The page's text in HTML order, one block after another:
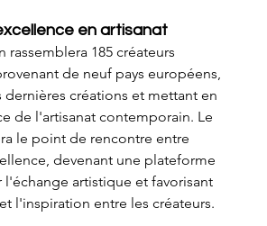
en artisanat
185 créateurs
de neuf pays européens,
dernières créations et mettant en
de l'artisanat contemporain. Le
le point de rencontre entre
devenant une plateforme
artistique et favorisant
l'inspiration entre les créateurs.